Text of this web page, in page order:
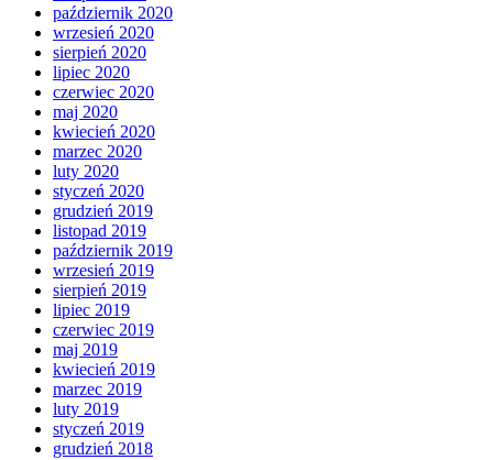
październik 2020
wrzesień 2020
sierpień 2020
lipiec 2020
czerwiec 2020
maj 2020
kwiecień 2020
marzec 2020
luty 2020
styczeń 2020
grudzień 2019
listopad 2019
październik 2019
wrzesień 2019
sierpień 2019
lipiec 2019
czerwiec 2019
maj 2019
kwiecień 2019
marzec 2019
luty 2019
styczeń 2019
grudzień 2018